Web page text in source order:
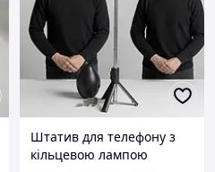
Штатив для телефону з
кільцевою лампою